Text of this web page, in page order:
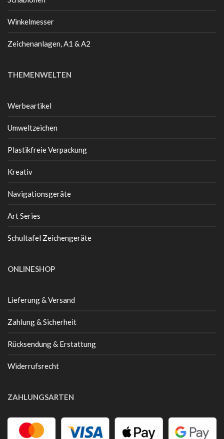
Winkelmesser
Zeichenanlagen, A1 & A2
THEMENWELTEN
Werbeartikel
Umweltzeichen
Plastikfreie Verpackung
Kreativ
Navigationsgeräte
Art Series
Schultafel Zeichengeräte
ONLINESHOP
Lieferung & Versand
Zahlung & Sicherheit
Rücksendung & Erstattung
Widerrufsrecht
ZAHLUNGSARTEN